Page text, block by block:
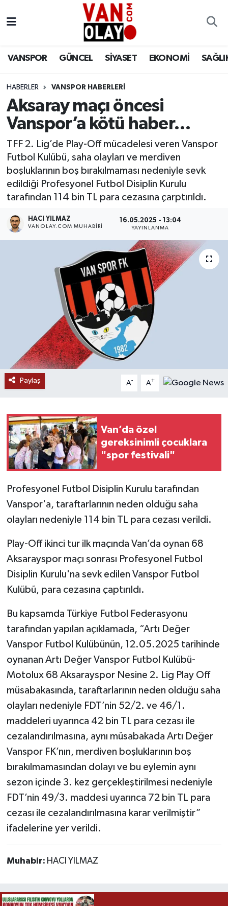
VANSPOR GÜNCEL SİYASET EKONOMİ
HABERLER VANSPOR HABERLERİ
Aksaray maçı öncesi
Vanspor’a kötü haber…
TFF 2. Lig’de Play-Off mücadelesi veren Vanspor
Futbol Kulübü, saha olayları ve merdiven
boşluklarının boş bırakılmaması nedeniyle sevk
edildiği Profesyonel Futbol Disiplin Kurulu
tarafından 114 bin TL para cezasına çarptırıldı.
HACI YILMAZ
VANOLAY.COM MUHABIRI
16.05.2025 - 13:04
YAYINLANMA
Paylaş A- A+
Van’da özel
gereksinimli çocuklara
"spor festivali"
Profesyonel Futbol Disiplin Kurulu tarafından
Vanspor'a, taraftarlarının neden olduğu saha
olayları nedeniyle 114 bin TL para cezası verildi.
Play-Off ikinci tur ilk maçında Van’da oynan 68
Aksarayspor maçı sonrası Profesyonel Futbol
Disiplin Kurulu'na sevk edilen Vanspor Futbol
Kulübü, para cezasına çaptırıldı.
Bu kapsamda Türkiye Futbol Federasyonu
tarafından yapılan açıklamada, “Artı Değer
Vanspor Futbol Kulübünün, 12.05.2025 tarihinde
oynanan Artı Değer Vanspor Futbol Kulübü-
Motolux 68 Aksarayspor Nesine 2. Lig Play Off
müsabakasında, taraftarlarının neden olduğu saha
olayları nedeniyle FDT’nin 52/2. ve 46/1.
maddeleri uyarınca 42 bin TL para cezası ile
cezalandırılmasına, aynı müsabakada Artı Değer
Vanspor FK’nın, merdiven boşluklarının boş
bırakılmamasından dolayı ve bu eylemin aynı
sezon içinde 3. kez gerçekleştirilmesi nedeniyle
FDT’nin 49/3. maddesi uyarınca 72 bin TL para
cezası ile cezalandırılmasına karar verilmiştir”
ifadelerine yer verildi.
Muhabir: HACI YILMAZ
Siyaset
Ekonomi
Sağlık
Eğitim
Bilim & Teknoloji
Dünya
Van Nöbetçi Eczaneler
Van Namaz Vakitleri
Van Trafik Yoğunluk Haritası
Süper Lig Puan Durumu ve Fikstür
Tüm Manşetler
Son Dakika Haberleri
Haber Arşivi